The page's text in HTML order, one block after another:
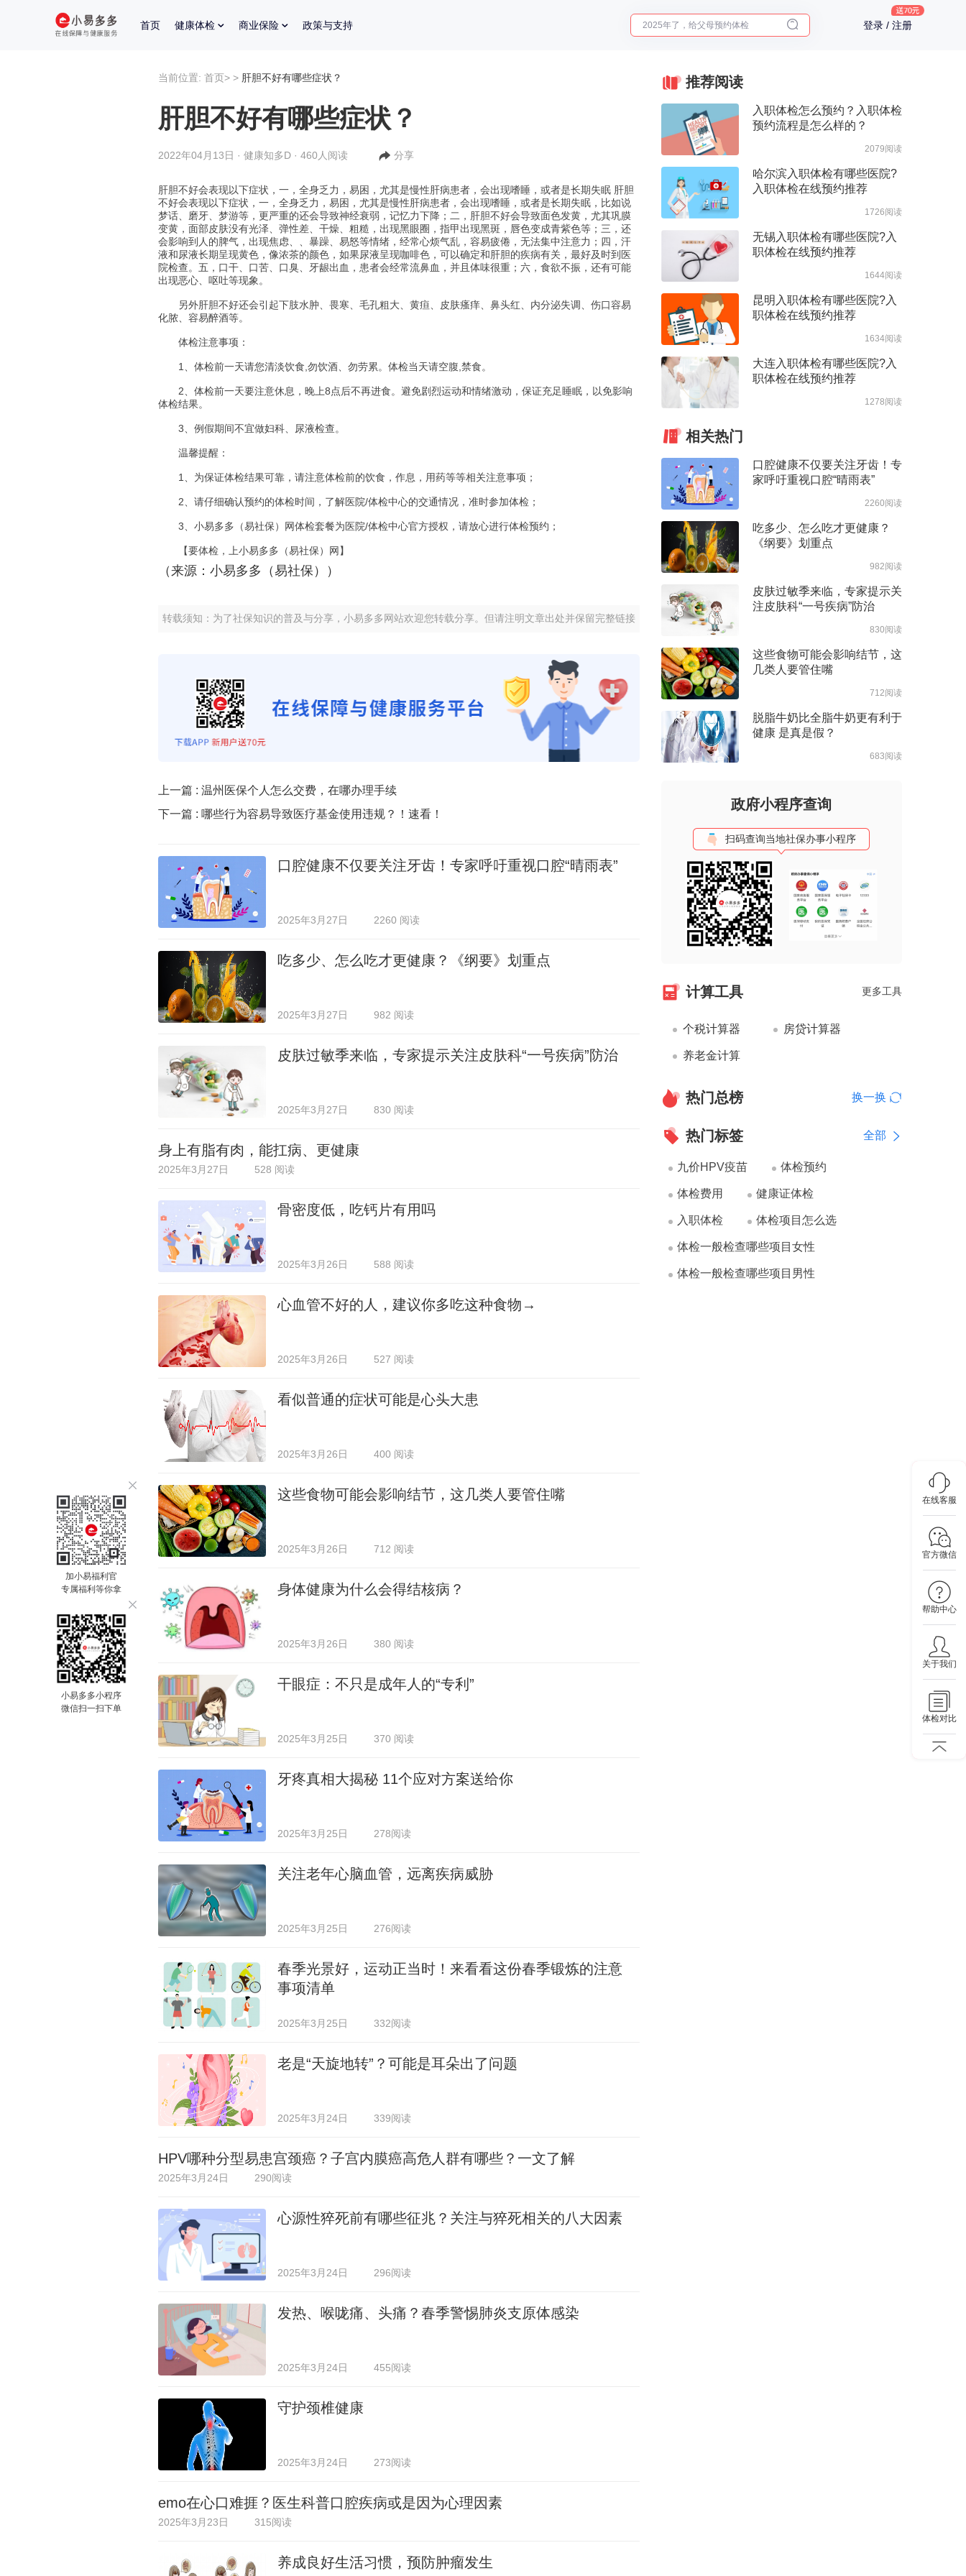
首页 健康体检 商业保险 政策与支持 体检前能吃药吗？
2025年了，给父母预约体检
登录 / 注册
在线客服
官方微信
帮助中心
关于我们
体检对比
加小易福利官
专属福利等你拿
小易多多小程序
微信扫一扫下单
当前位置: 首页> > 肝胆不好有哪些症状？
肝胆不好有哪些症状？
2022年04月13日 · 健康知多D · 460人阅读 分享
肝胆不好会表现以下症状，一，全身乏力，易困，尤其是慢性肝病患者，会出现嗜睡，或者是长期失眠 肝胆
不好会表现以下症状，一，全身乏力，易困，尤其是慢性肝病患者，会出现嗜睡，或者是长期失眠，比如说
梦话、磨牙、梦游等，更严重的还会导致神经衰弱，记忆力下降；二，肝胆不好会导致面色发黄，尤其巩膜
变黄，面部皮肤没有光泽、弹性差、干燥、粗糙，出现黑眼圈，指甲出现黑斑，唇色变成青紫色等；三，还
会影响到人的脾气，出现焦虑、、暴躁、易怒等情绪，经常心烦气乱，容易疲倦，无法集中注意力；四，汗
液和尿液长期呈现黄色，像浓茶的颜色，如果尿液呈现咖啡色，可以确定和肝胆的疾病有关，最好及时到医
院检查。五，口干、口苦、口臭、牙龈出血，患者会经常流鼻血，并且体味很重；六，食欲不振，还有可能
出现恶心、呕吐等现象。
另外肝胆不好还会引起下肢水肿、畏寒、毛孔粗大、黄疸、皮肤瘙痒、鼻头红、内分泌失调、伤口容易
化脓、容易醉酒等。
体检注意事项：
1、体检前一天请您清淡饮食,勿饮酒、勿劳累。体检当天请空腹,禁食。
2、体检前一天要注意休息，晚上8点后不再进食。避免剧烈运动和情绪激动，保证充足睡眠，以免影响
体检结果。
3、例假期间不宜做妇科、尿液检查。
温馨提醒：
1、为保证体检结果可靠，请注意体检前的饮食，作息，用药等等相关注意事项；
2、请仔细确认预约的体检时间，了解医院/体检中心的交通情况，准时参加体检；
3、小易多多（易社保）网体检套餐为医院/体检中心官方授权，请放心进行体检预约；
【要体检，上小易多多（易社保）网】
（来源：小易多多（易社保））
转载须知：为了社保知识的普及与分享，小易多多网站欢迎您转载分享。但请注明文章出处并保留完整链接
上一篇 : 温州医保个人怎么交费，在哪办理手续
下一篇 : 哪些行为容易导致医疗基金使用违规？！速看！
口腔健康不仅要关注牙齿！专家呼吁重视口腔“晴雨表”
2025年3月27日 2260 阅读
吃多少、怎么吃才更健康？《纲要》划重点
2025年3月27日 982 阅读
皮肤过敏季来临，专家提示关注皮肤科“一号疾病”防治
2025年3月27日 830 阅读
身上有脂有肉，能扛病、更健康
2025年3月27日 528 阅读
骨密度低，吃钙片有用吗
2025年3月26日 588 阅读
心血管不好的人，建议你多吃这种食物→
2025年3月26日 527 阅读
看似普通的症状可能是心头大患
2025年3月26日 400 阅读
这些食物可能会影响结节，这几类人要管住嘴
2025年3月26日 712 阅读
身体健康为什么会得结核病？
2025年3月26日 380 阅读
干眼症：不只是成年人的“专利”
2025年3月25日 370 阅读
牙疼真相大揭秘 11个应对方案送给你
2025年3月25日 278阅读
关注老年心脑血管，远离疾病威胁
2025年3月25日 276阅读
春季光景好，运动正当时！来看看这份春季锻炼的注意
事项清单
2025年3月25日 332阅读
老是“天旋地转”？可能是耳朵出了问题
2025年3月24日 339阅读
HPV哪种分型易患宫颈癌？子宫内膜癌高危人群有哪些？一文了解
2025年3月24日 290阅读
心源性猝死前有哪些征兆？关注与猝死相关的八大因素
2025年3月24日 296阅读
发热、喉咙痛、头痛？春季警惕肺炎支原体感染
2025年3月24日 455阅读
守护颈椎健康
2025年3月24日 273阅读
emo在心口难捱？医生科普口腔疾病或是因为心理因素
2025年3月23日 315阅读
养成良好生活习惯，预防肿瘤发生
推荐阅读
入职体检怎么预约？入职体检
预约流程是怎么样的？
2079阅读
哈尔滨入职体检有哪些医院?
入职体检在线预约推荐
1726阅读
无锡入职体检有哪些医院?入
职体检在线预约推荐
1644阅读
昆明入职体检有哪些医院?入
职体检在线预约推荐
1634阅读
大连入职体检有哪些医院?入
职体检在线预约推荐
1278阅读
相关热门
口腔健康不仅要关注牙齿！专
家呼吁重视口腔“晴雨表”
2260阅读
吃多少、怎么吃才更健康？
《纲要》划重点
982阅读
皮肤过敏季来临，专家提示关
注皮肤科“一号疾病”防治
830阅读
这些食物可能会影响结节，这
几类人要管住嘴
712阅读
脱脂牛奶比全脂牛奶更有利于
健康 是真是假？
683阅读
政府小程序查询
扫码查询当地社保办事小程序
计算工具 更多工具
个税计算器 房贷计算器
养老金计算
热门总榜 换一换
热门标签 全部
九价HPV疫苗 体检预约
体检费用 健康证体检
入职体检 体检项目怎么选
体检一般检查哪些项目女性
体检一般检查哪些项目男性